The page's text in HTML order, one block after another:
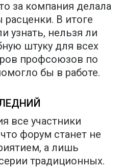
за компания делала
В итоге
узнать, нельзя ли
штуку для всех
профсоюзов по
бы в работе.
все участники
форум станет не
а лишь
традиционных.